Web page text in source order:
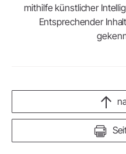
mithilfe künstlicher
Entsprechender